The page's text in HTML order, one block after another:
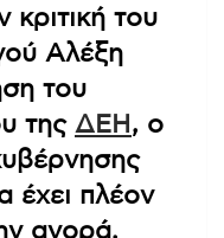
του
Αλέξη
του
της ΔΕΗ , ο
έχει πλέον
αγορά.